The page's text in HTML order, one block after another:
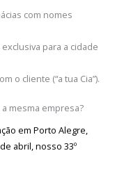
com nomes
para a cidade
o cliente (“a tua Cia”).
mesma empresa?
em Porto Alegre,
abril, nosso 33º